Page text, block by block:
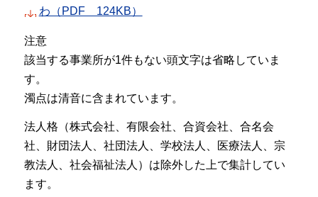
わ（PDF 124KB）
注意
該当する事業所が1件もない頭文字は省略していま
す。
濁点は清音に含まれています。
法人格（株式会社、有限会社、合資会社、合名会
社、財団法人、社団法人、学校法人、医療法人、宗
教法人、社会福祉法人）は除外した上で集計してい
ます。